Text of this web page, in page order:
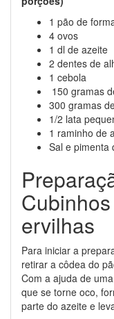
1 pão de
4 ovos
1 dl de azeite
2 dentes de
1 cebola
150 gramas
300 gramas
1/2 lata
1 raminho de
Sal e pimenta
ervilhas
Para iniciar a
retirar a côdea do
Com a ajuda de
que se torne oco,
parte do azeite e